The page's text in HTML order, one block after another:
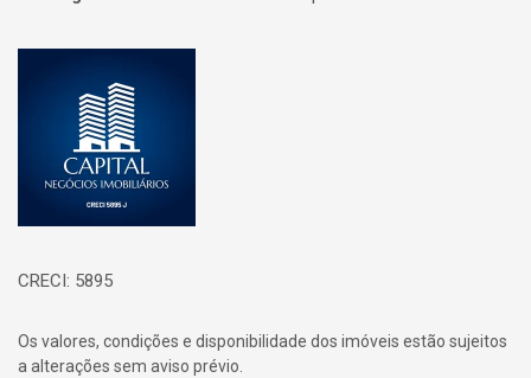
CRECI: 5895
Os valores, condições e disponibilidade dos imóveis estão sujeitos
a alterações sem aviso prévio.